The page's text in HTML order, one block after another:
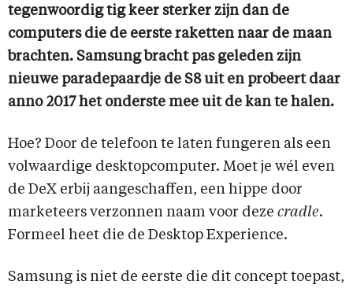
tegenwoordig tig keer sterker zijn dan de
computers die de eerste raketten naar de maan
brachten. Samsung bracht pas geleden zijn
nieuwe paradepaardje de S8 uit en probeert daar
anno 2017 het onderste mee uit de kan te halen.
Hoe? Door de telefoon te laten fungeren als een
volwaardige desktopcomputer. Moet je wél even
de DeX erbij aangeschaffen, een hippe door
marketeers verzonnen naam voor deze cradle.
Formeel heet die de Desktop Experience.
Samsung is niet de eerste die dit concept toepast,